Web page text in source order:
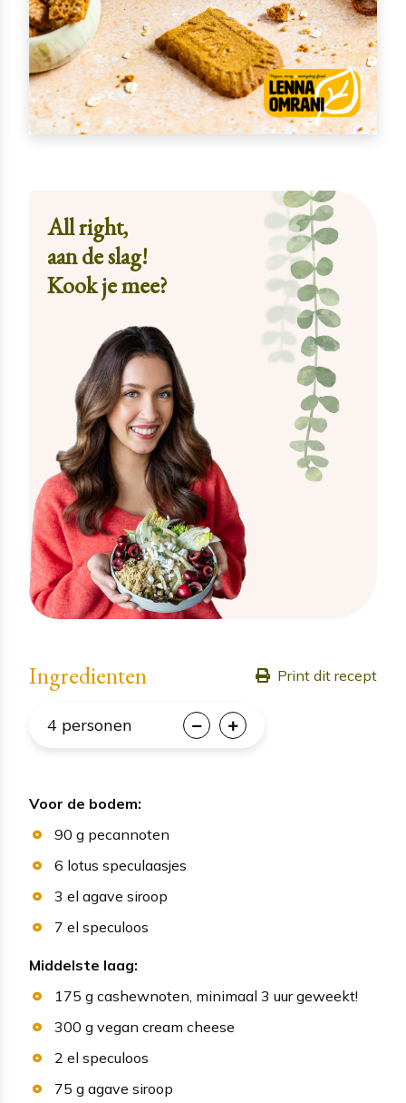
All right,
aan de slag!
Kook je mee?
Ingredienten Print dit recept
4 personen
Voor de bodem:
90 g pecannoten
6 lotus speculaasjes
3 el agave siroop
7 el speculoos
Middelste laag:
175 g cashewnoten , minimaal 3 uur geweekt!
300 g vegan cream cheese
2 el speculoos
75 g agave siroop